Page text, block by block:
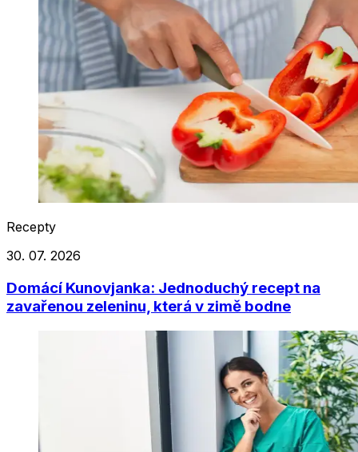
Recepty
30. 07. 2026
Domácí Kunovjanka: Jednoduchý recept na
zavařenou zeleninu, která v zimě bodne